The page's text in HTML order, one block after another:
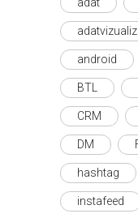
android
BTL
CRM
DM
hashtag
instafeed